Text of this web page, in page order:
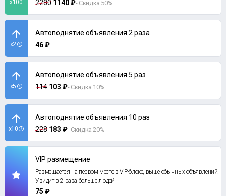
x100
2280 1140 ₽- Скидка 50%
x2
Автоподнятие объявления 2 раза
46 ₽
x5
Автоподнятие объявления 5 раз
114 103 ₽- Скидка 10%
x10
Автоподнятие объявления 10 раз
228 183 ₽- Скидка 20%
VIP размещение
Размещается на первом месте в VIP-блоке, выше обычных объявлений.
Увидит в 2 раза больше людей
75 ₽